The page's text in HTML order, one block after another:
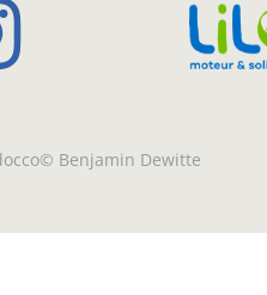
Benjamin Dewitte